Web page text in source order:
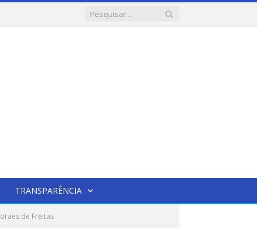
TRANSPARÊNCIA
de Freitas